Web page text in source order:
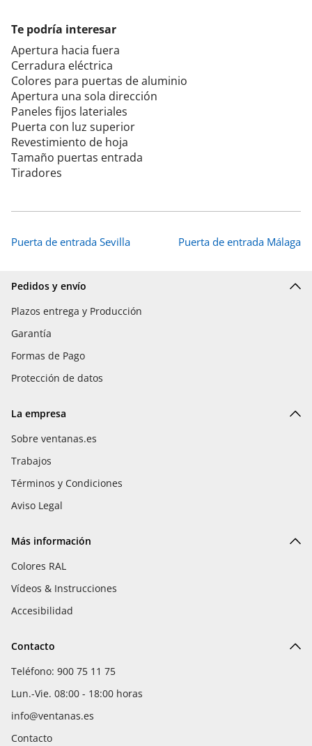
Te podría interesar
Apertura hacia fuera
Cerradura eléctrica
Colores para puertas de aluminio
Apertura una sola dirección
Paneles fijos lateriales
Puerta con luz superior
Revestimiento de hoja
Tamaño puertas entrada
Tiradores
Puerta de entrada Sevilla Puerta de entrada Málaga
Pedidos y envío
Plazos entrega y Producción
Garantía
Formas de Pago
Protección de datos
La empresa
Sobre ventanas.es
Trabajos
Términos y Condiciones
Aviso Legal
Más información
Colores RAL
Vídeos & Instrucciones
Accesibilidad
Contacto
Teléfono: 900 75 11 75
Lun.-Vie. 08:00 - 18:00 horas
info@ventanas.es
Contacto